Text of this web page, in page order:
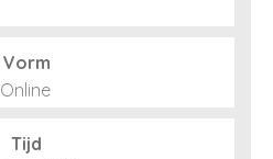
Vorm
Online
Tijd